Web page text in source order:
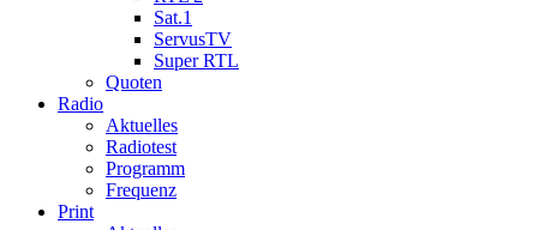
Sat.1
ServusTV
Super RTL
Quoten
Radio
Aktuelles
Radiotest
Programm
Frequenz
Print